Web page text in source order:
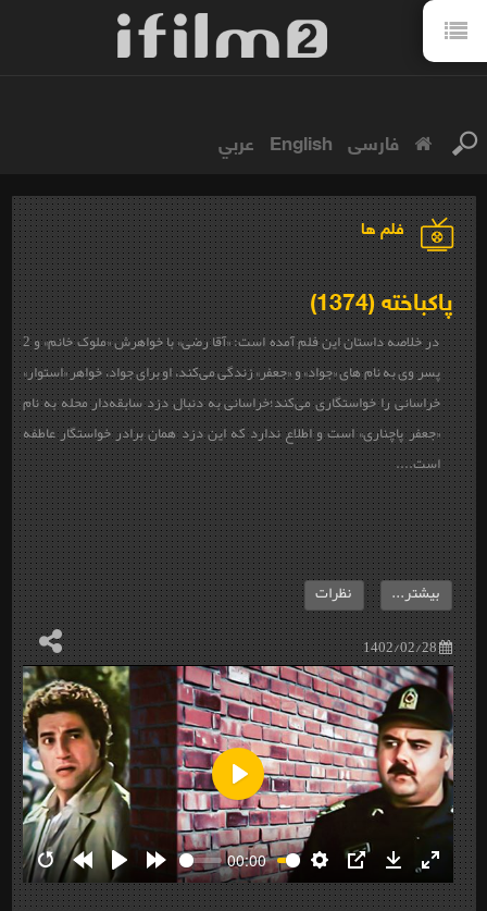
فارسی English عربي
فلم ها
پاکباخته (1374)
در خلاصه داستان این فلم آمده است: «آقا رضی» با خواهرش «ملوک خانم» و 2
پسر وی به نام های «جواد» و «جعفر» زندگی می‌کند، او برای جواد، خواهر «استوار»
خراسانی را خواستگاری می‌کند؛خراسانی به دنبال دزد سابقه‌دار محله به نام
«جعفر پاچناری» است و اطلاع ندارد که این دزد همان برادر خواستگار عاطفه
است....
1402/02/28
بیشتر... نظرات
RestartRewind
10s
Play Forward
10s
00:00
Settings
PIP Download
Enter
Play